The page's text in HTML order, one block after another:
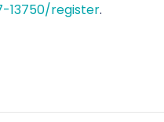
13750/register.